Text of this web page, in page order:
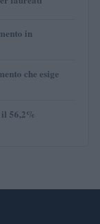
in
che esige
56,2%